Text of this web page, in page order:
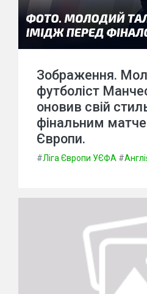
Зображення.
футболіст
оновив свій
фінальним
Європи.
#Ліга Європи УЄФА #